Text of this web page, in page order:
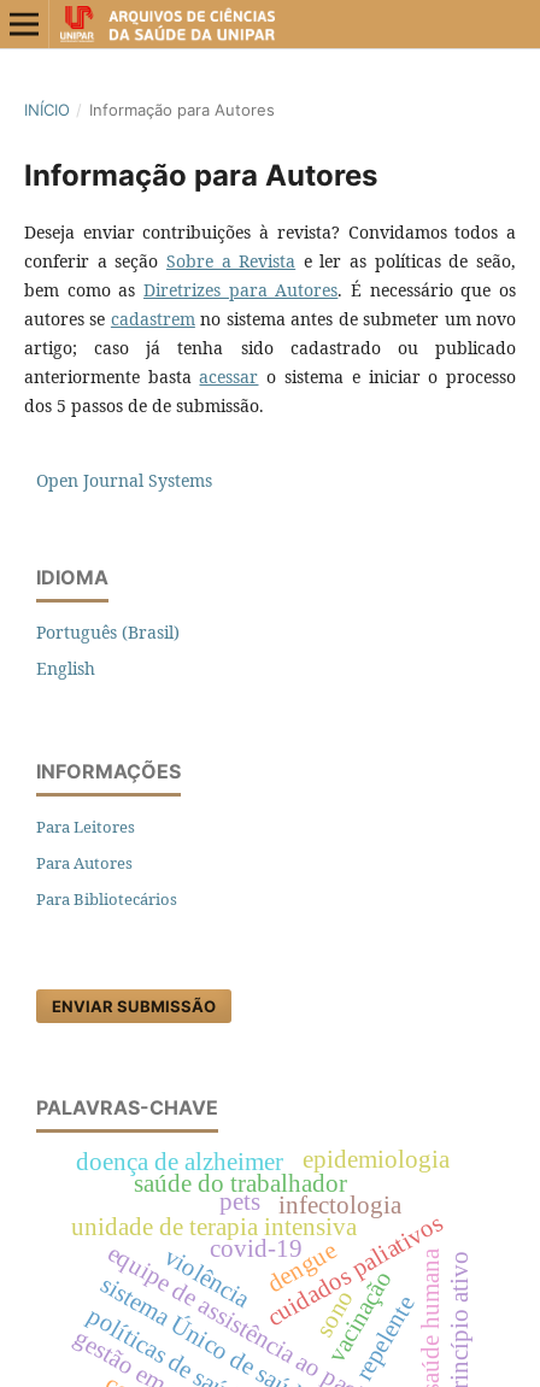
INÍCIO / Informação para Autores
Informação para Autores
Deseja enviar contribuições à revista? Convidamos todos a
conferir a seção Sobre a Revista e ler as políticas de seão,
bem como as Diretrizes para Autores. É necessário que os
autores se cadastremno sistema antes de submeter um novo
artigo; caso já tenha sido cadastrado ou publicado
anteriormente bastaacessar o sistema e iniciar o processo
dos 5 passos de de submissão.
Open Journal Systems
IDIOMA
Português (Brasil)
English
INFORMAÇÕES
Para Leitores
Para Autores
Para Bibliotecários
ENVIAR SUBMISSÃO
PALAVRAS-CHAVE
equipe de assistência ao paciente
unidade de terapia intensiva
cuidados paliativos
sistema Único de saúde
políticas de saúde vacinação
covid-19
infectologia
saúde do trabalhador
sono
doença de alzheimer
repelentesaúde humanaprincípio ativo
violência
epidemiologia
dengue
pets